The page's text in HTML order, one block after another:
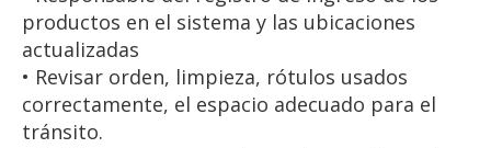
productos en el sistema y las ubicaciones
actualizadas
• Revisar orden, limpieza, rótulos usados
correctamente, el espacio adecuado para el
tránsito.